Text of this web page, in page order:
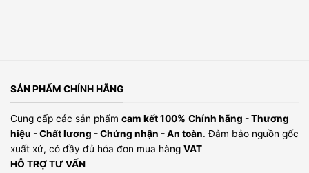
SẢN PHẨM CHÍNH HÃNG
Cung cấp các sản phẩm cam kết 100% Chính hãng - Thương
hiệu - Chất lương - Chứng nhận - An toàn. Đảm bảo nguồn gốc
xuất xứ, có đầy đủ hóa đơn mua hàng VAT
HỖ TRỢ TƯ VẤN